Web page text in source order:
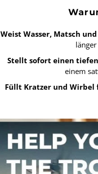
Weist Wasser, Matsch
Stellt sofort einen
einem
Füllt Kratzer und